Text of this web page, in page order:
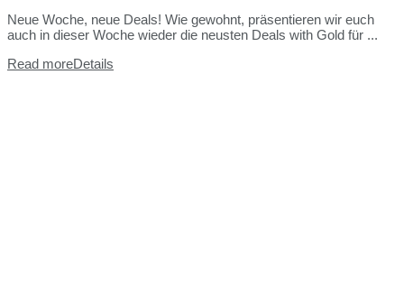
Neue Woche, neue Deals! Wie gewohnt, präsentieren wir euch
auch in dieser Woche wieder die neusten Deals with Gold für ...
Read moreDetails